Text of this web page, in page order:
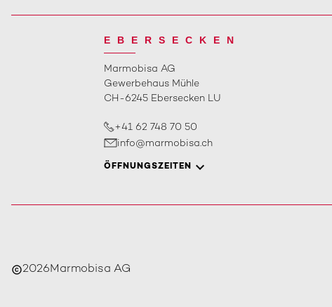
EBERSECKEN
Marmobisa AG
Gewerbehaus Mühle
CH-6245 Ebersecken LU
+41 62 748 70 50
info@marmobisa.ch
ÖFFNUNGSZEITEN
copyright2026Marmobisa AG